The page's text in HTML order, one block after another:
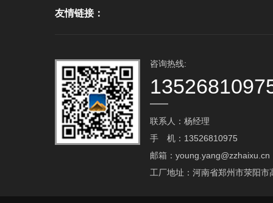
友情链接：
咨询热线:
联系人：杨经理
手 机：13526810975
邮箱：young.yang@zzhaixu.cn
工厂地址：河南省郑州市荥阳市